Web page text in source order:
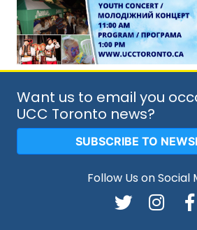
Want us to email you
UCC Toronto news?
SUBSCRIBE TO
Follow Us on Social